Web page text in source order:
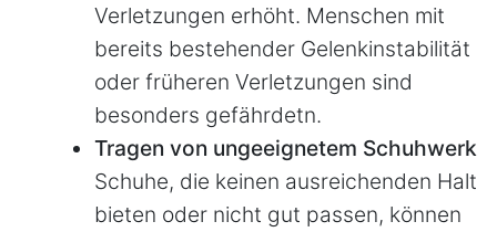
Verletzungen erhöht. Menschen mit
bereits bestehender Gelenkinstabilität
oder früheren Verletzungen sind
besonders gefährdetn.
Tragen von ungeeignetem Schuhwerk
Schuhe, die keinen ausreichenden Halt
bieten oder nicht gut passen, können